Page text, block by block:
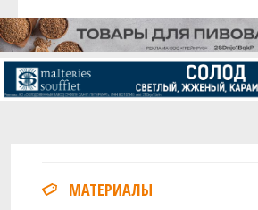
МАТЕРИАЛЫ